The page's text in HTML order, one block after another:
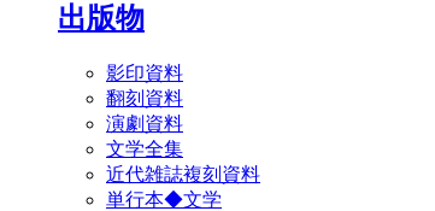
出版物
影印資料
翻刻資料
演劇資料
文学全集
近代雑誌複刻資料
単行本◆文学